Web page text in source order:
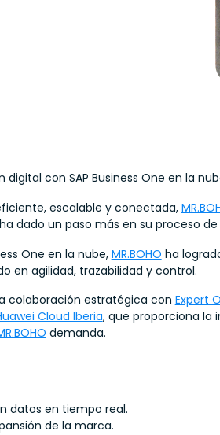
con SAP Business One en la
escalable y conectada,
dado un paso más en su proceso
One en la nube,MR.BOHO ha
en agilidad, trazabilidad y control.
colaboración estratégica con Expert
Cloud Iberia, que proporciona la
demanda.
datos en tiempo real.
de la marca.